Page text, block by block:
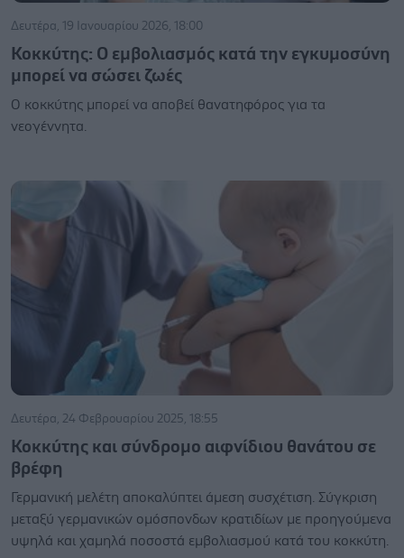
Δευτέρα, 19 Ιανουαρίου 2026, 18:00
Κοκκύτης: Ο εμβολιασμός κατά την εγκυμοσύνη
μπορεί να σώσει ζωές
Ο κοκκύτης μπορεί να αποβεί θανατηφόρος για τα
νεογέννητα.
Δευτέρα, 24 Φεβρουαρίου 2025, 18:55
Κοκκύτης και σύνδρομο αιφνίδιου θανάτου σε
βρέφη
Γερμανική μελέτη αποκαλύπτει άμεση συσχέτιση. Σύγκριση
μεταξύ γερμανικών ομόσπονδων κρατιδίων με προηγούμενα
υψηλά και χαμηλά ποσοστά εμβολιασμού κατά του κοκκύτη.